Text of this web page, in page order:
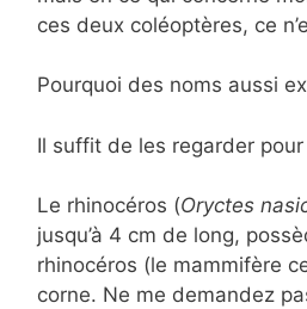
ces deux coléoptères, ce
Pourquoi des noms aussi
Il suffit de les regarder
Le rhinocéros (Oryctes
jusqu’à 4 cm de long,
rhinocéros (le mammifère
corne. Ne me demandez